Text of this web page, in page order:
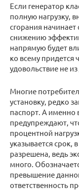
Если генератор
полную нагрузку,
сгорания начинает
снижению
напрямую будет
ко всему
удовольствие не
Многие
установку, редко
паспорт. А именно
предупреждают,
процентной
указывается срок,
разрешена, ведь
много.
превышение
ответственность